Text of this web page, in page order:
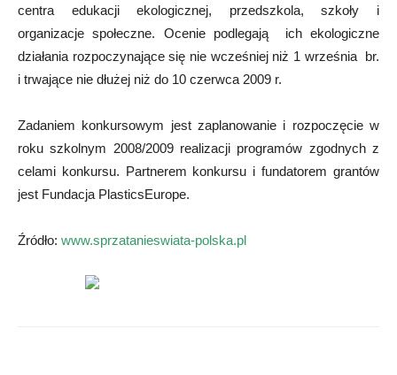
centra edukacji ekologicznej, przedszkola, szkoły i
organizacje społeczne. Ocenie podlegają ich ekologiczne
działania rozpoczynające się nie wcześniej niż 1 września br.
i trwające nie dłużej niż do 10 czerwca 2009 r.
Zadaniem konkursowym jest zaplanowanie i rozpoczęcie w
roku szkolnym 2008/2009 realizacji programów zgodnych z
celami konkursu. Partnerem konkursu i fundatorem grantów
jest Fundacja PlasticsEurope.
Źródło: www.sprzatanieswiata-polska.pl